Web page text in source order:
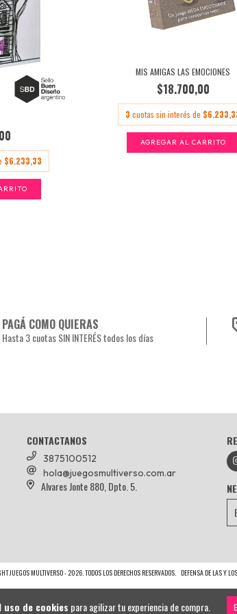
uso de cookies para agilizar tu experiencia de compra.
$6.233,33
MIS AMIGAS LAS EMOCIONES
$18.700,00
3 cuotas sin interés de
PAGÁ COMO QUIERAS
Hasta 3 cuotas SIN INTERÉS todos los días
CONTACTANOS
3875100512
hola@juegosmultiverso.com.ar
Alvares Jonte 880, Dpto. 5.
JUEGOS MULTIVERSO - 2026. TODOS LOS DERECHOS RESERVADOS. DEFENSA DE LAS Y